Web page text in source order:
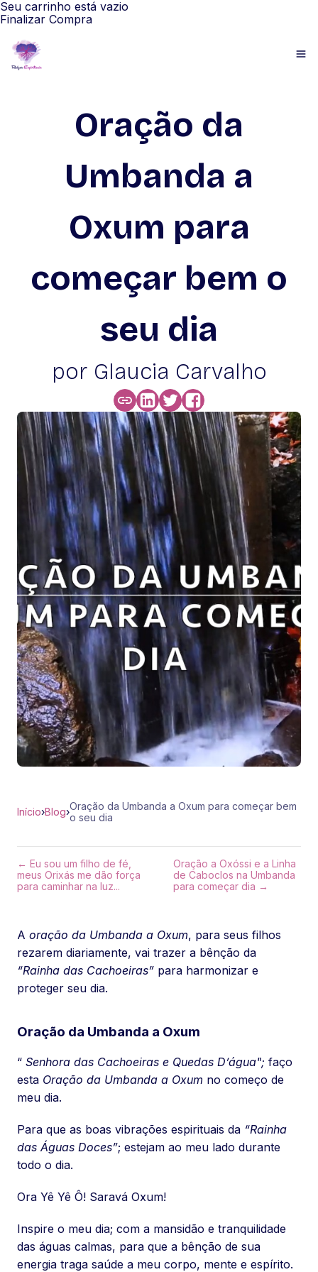
Seu carrinho está vazio
Finalizar Compra
Oração da
Umbanda a
Oxum para
começar bem o
seu dia
por Glaucia Carvalho
Início›Blog›Oração da Umbanda a Oxum para começar bem
o seu dia
← Eu sou um filho de fé,
meus Orixás me dão força
para caminhar na luz...
Oração a Oxóssi e a Linha
de Caboclos na Umbanda
para começar dia →
A oração da Umbanda a Oxum, para seus filhos
rezarem diariamente, vai trazer a bênção da
“Rainha das Cachoeiras” para harmonizar e
proteger seu dia.
Oração da Umbanda a Oxum
“ Senhora das Cachoeiras e Quedas D’água"; faço
esta Oração da Umbanda a Oxum no começo de
meu dia.
Para que as boas vibrações espirituais da “Rainha
das Águas Doces”; estejam ao meu lado durante
todo o dia.
Ora Yê Yê Ô! Saravá Oxum!
Inspire o meu dia; com a mansidão e tranquilidade
das águas calmas, para que a bênção de sua
energia traga saúde a meu corpo, mente e espírito.